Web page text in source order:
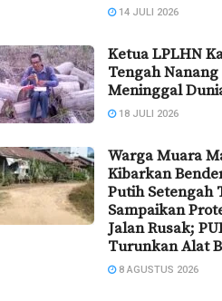
14 JULI 2026
Ketua LPLHN
Tengah
Meninggal
18 JULI 2026
Warga Muara
Kibarkan
Putih Setengah
Sampaikan
Jalan Rusak;
Turunkan Alat
8 AGUSTUS 2026